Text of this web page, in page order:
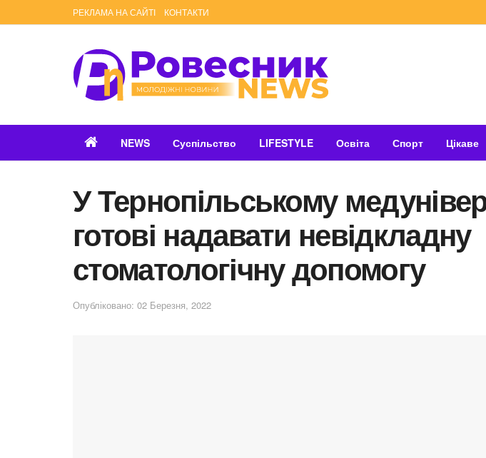
РЕКЛАМА НА САЙТІ КОНТАКТИ
NEWS Суспільство LIFESTYLE Освіта Спорт Цікаве
У Тернопільському
готові надавати невідкладну
стоматологічну допомогу
Опубліковано: 02 Березня, 2022